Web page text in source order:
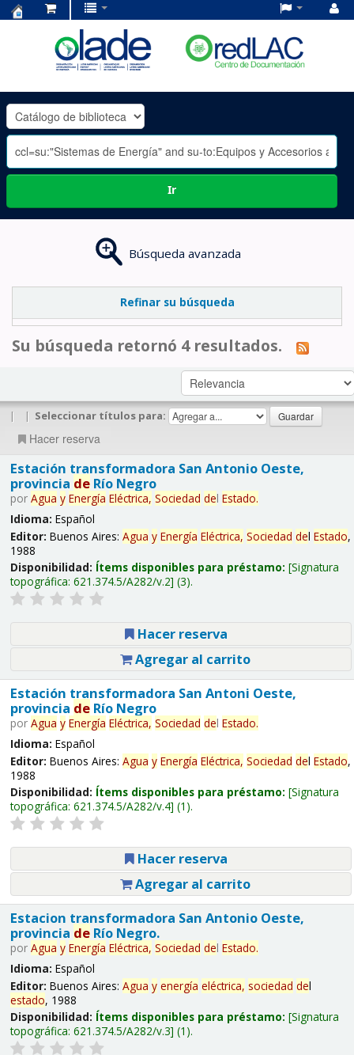
OLADE
-
Ir
Búsqueda avanzada
Refinar su búsqueda
Su búsqueda retornó 4 resultados.
| | Seleccionar títulos para:
Hacer reserva
Estación transformadora San Antonio Oeste,
provincia deRío Negro
por Agua y Energía Eléctrica, Sociedad del Estado.
Idioma: Español
Editor: Buenos Aires: Agua y Energía Eléctrica, Sociedad del Estado,
1988
Disponibilidad: Ítems disponibles para préstamo: Signatura
topográfica: 621.374.5/A282/v.2 (3).
Hacer reserva
Agregar al carrito
Estación transformadora San Antoni Oeste,
provincia deRío Negro
por Agua y Energía Eléctrica, Sociedad del Estado.
Idioma: Español
Editor: Buenos Aires: Agua y Energía Eléctrica, Sociedad del Estado,
1988
Disponibilidad: Ítems disponibles para préstamo: Signatura
topográfica: 621.374.5/A282/v.4 (1).
Hacer reserva
Agregar al carrito
Estacion transformadora San Antonio Oeste,
provincia deRío Negro.
por Agua y Energía Eléctrica, Sociedad del Estado.
Idioma: Español
Editor: Buenos Aires: Agua y energía eléctrica, sociedad del
estado, 1988
Disponibilidad: Ítems disponibles para préstamo: Signatura
topográfica: 621.374.5/A282/v.3 (1).